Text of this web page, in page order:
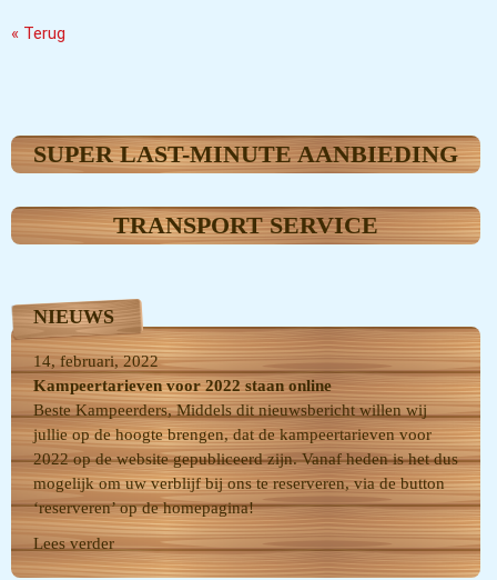
« Terug
SUPER LAST-MINUTE AANBIEDING
TRANSPORT SERVICE
NIEUWS
14, februari, 2022
Kampeertarieven voor 2022 staan online
Beste Kampeerders, Middels dit nieuwsbericht willen wij
jullie op de hoogte brengen, dat de kampeertarieven voor
2022 op de website gepubliceerd zijn. Vanaf heden is het dus
mogelijk om uw verblijf bij ons te reserveren, via de button
‘reserveren’ op de homepagina!
Lees verder